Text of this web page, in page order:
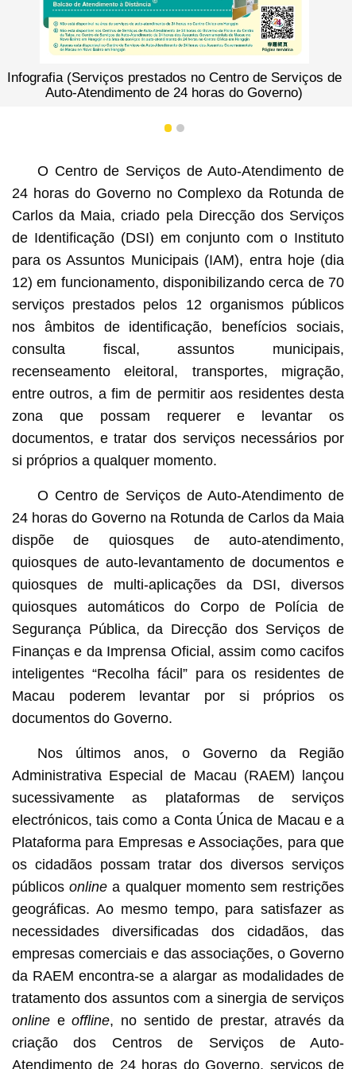
Infografia (Serviços prestados no Centro de Serviços de
Auto-Atendimento de 24 horas do Governo)
1 2
O Centro de Serviços de Auto-Atendimento de
24 horas do Governo no Complexo da Rotunda de
Carlos da Maia, criado pela Direcção dos Serviços
de Identificação (DSI) em conjunto com o Instituto
para os Assuntos Municipais (IAM), entra hoje (dia
12) em funcionamento, disponibilizando cerca de 70
serviços prestados pelos 12 organismos públicos
nos âmbitos de identificação, benefícios sociais,
consulta fiscal, assuntos municipais,
recenseamento eleitoral, transportes, migração,
entre outros, a fim de permitir aos residentes desta
zona que possam requerer e levantar os
documentos, e tratar dos serviços necessários por
si próprios a qualquer momento.
O Centro de Serviços de Auto-Atendimento de
24 horas do Governo na Rotunda de Carlos da Maia
dispõe de quiosques de auto-atendimento,
quiosques de auto-levantamento de documentos e
quiosques de multi-aplicações da DSI, diversos
quiosques automáticos do Corpo de Polícia de
Segurança Pública, da Direcção dos Serviços de
Finanças e da Imprensa Oficial, assim como cacifos
inteligentes “Recolha fácil” para os residentes de
Macau poderem levantar por si próprios os
documentos do Governo.
Nos últimos anos, o Governo da Região
Administrativa Especial de Macau (RAEM) lançou
sucessivamente as plataformas de serviços
electrónicos, tais como a Conta Única de Macau e a
Plataforma para Empresas e Associações, para que
os cidadãos possam tratar dos diversos serviços
públicosonline a qualquer momento sem restrições
geográficas. Ao mesmo tempo, para satisfazer as
necessidades diversificadas dos cidadãos, das
empresas comerciais e das associações, o Governo
da RAEM encontra-se a alargar as modalidades de
tratamento dos assuntos com a sinergia de serviços
onlineeoffline, no sentido de prestar, através da
criação dos Centros de Serviços de Auto-
Atendimento de 24 horas do Governo, serviços de